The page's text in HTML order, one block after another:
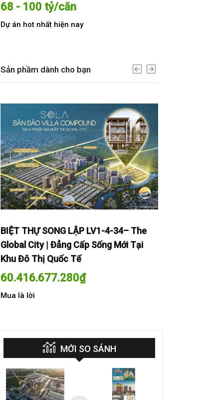
68 - 100 tỷ/căn
Dự án hot nhất hiện nay
Sản phầm dành cho bạn
BIỆT THỰ SONG LẬP LV1-4-34– The
Global City | Đẳng Cấp Sống Mới Tại
Khu Đô Thị Quốc Tế
60.416.677.280₫
Mua là lời
MỚI SO SÁNH